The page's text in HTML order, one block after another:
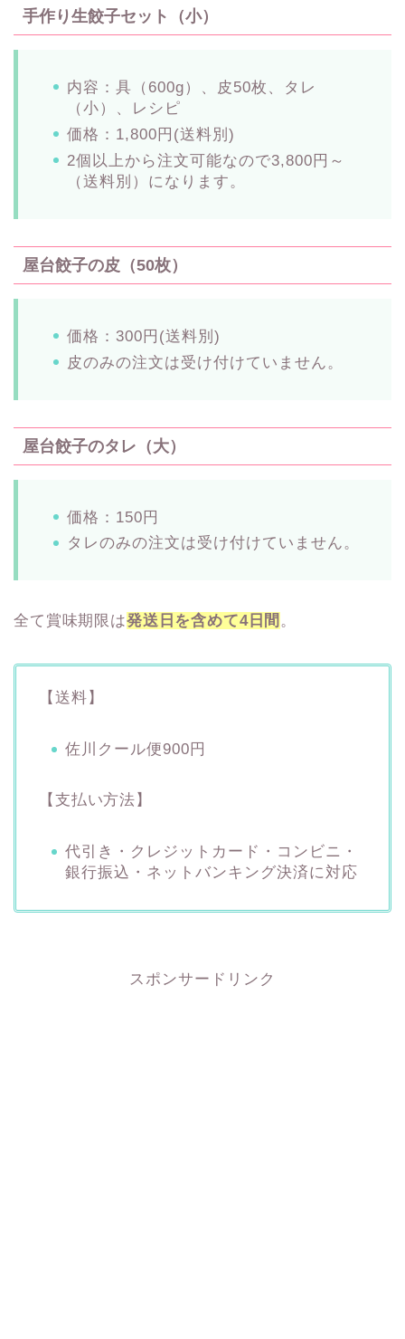
手作り生餃子セット（小）
内容：具（600g）、皮50枚、タレ
（小）、レシピ
価格：1,800円(送料別)
2個以上から注文可能なので3,800円～
（送料別）になります。
屋台餃子の皮（50枚）
価格：300円(送料別)
皮のみの注文は受け付けていません。
屋台餃子のタレ（大）
価格：150円
タレのみの注文は受け付けていません。
全て賞味期限は発送日を含めて4日間 。
【送料】
佐川クール便900円
【支払い方法】
代引き・クレジットカード・コンビニ・
銀行振込・ネットバンキング決済に対応
スポンサードリンク